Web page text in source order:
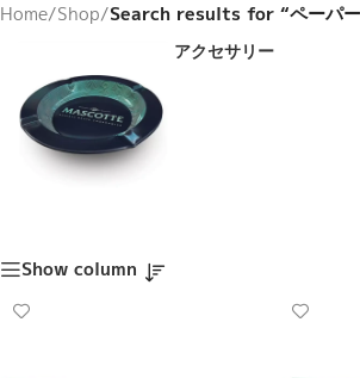
Home/Shop/Search results for “ペーパ
アクセサリー
Show column